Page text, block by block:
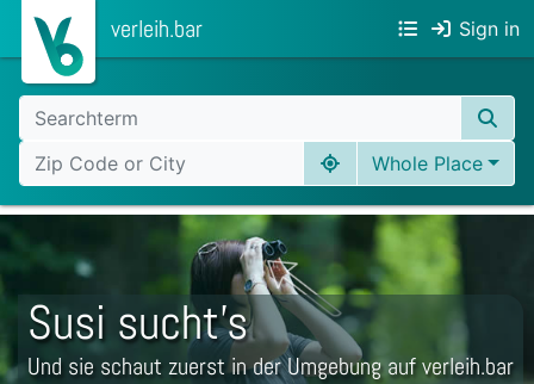
verleih.bar Sign in
Whole Place
Susi sucht's
Und sie schaut zuerst in der Umgebung auf verleih.bar